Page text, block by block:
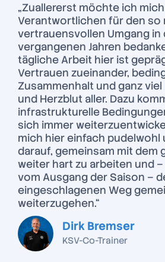
„Zuallererst möchte ich
Verantwortlichen für den so
vertrauensvollen Umgang in
vergangenen Jahren
tägliche Arbeit hier ist
Vertrauen zueinander,
Zusammenhalt und ganz
und Herzblut aller. Dazu
infrastrukturelle
sich immer
mich hier einfach pudelwohl
darauf, gemeinsam mit dem
weiter hart zu arbeiten und
vom Ausgang der Saison –
eingeschlagenen Weg
weiterzugehen.“
Dirk Bremser
KSV-Co-Trainer